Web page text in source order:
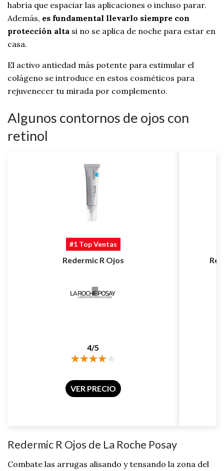
habría que espaciar las aplicaciones o incluso parar.
Además, es fundamental llevarlo siempre con
protección alta si no se aplica de noche para estar en
casa.
El activo antiedad más potente para estimular el
colágeno se introduce en estos cosméticos para
rejuvenecer tu mirada por complemento.
Algunos contornos de ojos con
retinol
#1 Top Ventas
Redermic R Ojos
4/5
VER PRECIO
Redermic R Ojos de La Roche Posay
Combate las arrugas alisando y tensando la zona del